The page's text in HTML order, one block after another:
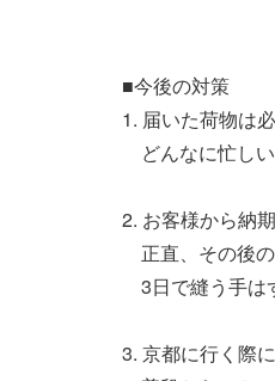
■今後の対策
1. 届いた荷物は
どんなに忙し
2. お客様から納
正直、その後
3日で縫う手は
3. 京都に行く際